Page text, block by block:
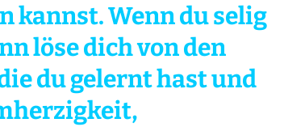
kannst. Wenn du selig
löse dich von den
du gelernt hast und